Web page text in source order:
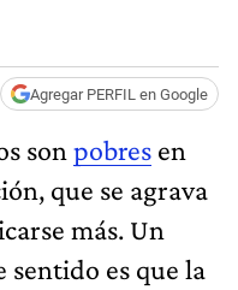
Agregar PERFIL en Google
son pobres en
que se agrava
más. Un
sentido es que la